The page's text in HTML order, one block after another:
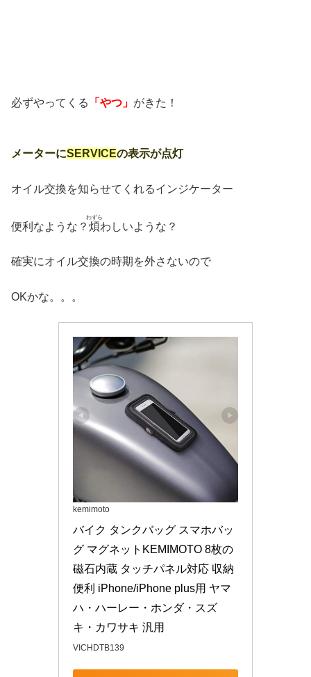
必ずやってくる 「やつ」 がきた！
メーターにSERVICEの表示が点灯
オイル交換を知らせてくれるインジケーター
便利なような？ 煩
わずら
わしいような？
確実にオイル交換の時期を外さないので
OKかな。。。
kemimoto
バイク タンクバッグ スマホバッ
グ マグネットKEMIMOTO 8枚の
磁石内蔵 タッチパネル対応 収納
便利 iPhone/iPhone plus用 ヤマ
ハ・ハーレー・ホンダ・スズ
キ・カワサキ 汎用
VICHDTB139